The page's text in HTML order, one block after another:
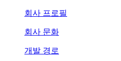
회사 프로필
회사 문화
개발 경로